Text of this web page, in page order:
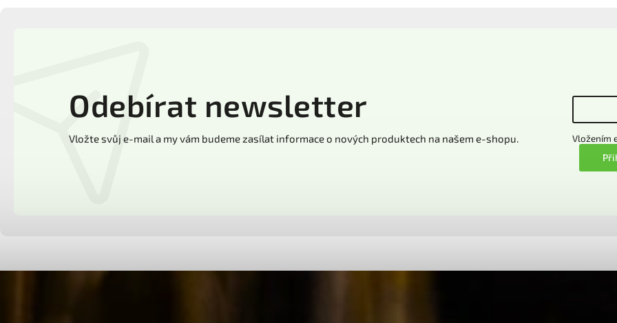
Odebírat newsletter
Vložte svůj e-mail a my vám budeme zasílat informace o nových produktech na našem e-shopu. Vložením